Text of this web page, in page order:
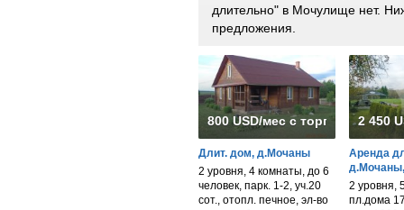
длительно" в Мочулище нет.
предложения.
800 USD/мес с торгом
Длит. дом, д.Мочаны
2 уровня, 4 комнаты, до 6
человек, парк. 1-2, уч.20
сот., отопл. печное, эл-во
2 450
Аренда
2 уровня,
пл.дома